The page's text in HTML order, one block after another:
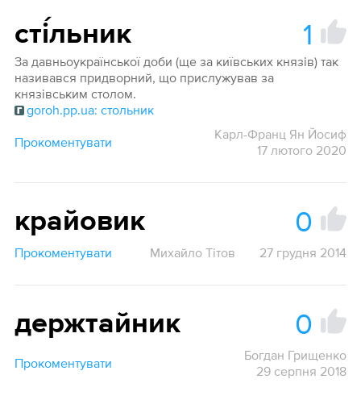
сті́льник 1
За давньоукраїнської доби (ще за київських князів) так
називався придворний, що прислужував за
князівським столом.
goroh.pp.ua: стольник
Прокоментувати
Карл-Франц Ян Йосиф
17 лютого 2020
крайовик 0
Прокоментувати Михайло Тітов 27 грудня 2014
держтайник 0
Прокоментувати
Богдан Грищенко
29 серпня 2018